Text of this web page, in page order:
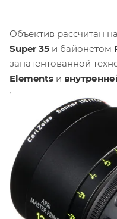
Объектив рассчитан
Super 35 и байонетом
запатентованной
Elements и
практически
«дыхания» фокуса ,
перефокусировке в
мульти-
подавляет блики и
обеспечивая
цвета.
формирует
диафрагм составляет